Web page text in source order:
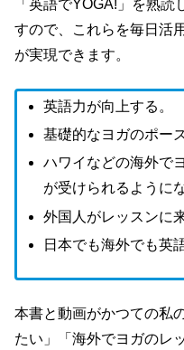
「英語でYOGA!」を熟
すので、これらを毎日活
が実現できます。
英語力が向上する。
基礎的なヨガのポー
ハワイなどの海外で
が受けられるように
外国人がレッスンに
日本でも海外でも英
本書と動画がかつての私
たい」「海外でヨガのレ